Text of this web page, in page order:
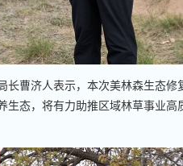
曹济人表示，本次美林森生态修
生态，将有力助推区域林草事业高